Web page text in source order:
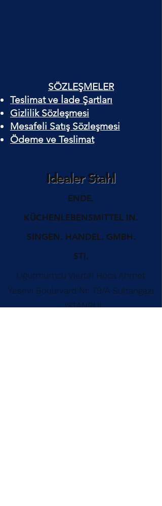
SÖZLEŞMELER
Teslimat ve İade Şartları
Gizlilik Sözleşmesi
Mesafeli Satış Sözleşmesi
Ödeme ve Teslimat
Idealer Stahl
ENDE.
KÜCHENLEBENSMITTEL IN.
SINGEN. HANDEL. GMBH.
STI.
Uğurmumcu Viertel Hoca Ahmet
Yesevi Boulevard Nr: 79/A Sultangazi
- ISTANBUL